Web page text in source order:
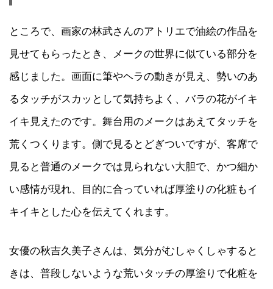
ところで、画家の林武さんのアトリエで油絵の作品を
見せてもらったとき、メークの世界に似ている部分を
感じました。画面に筆やヘラの動きが見え、勢いのあ
るタッチがスカッとして気持ちよく、バラの花がイキ
イキ見えたのです。舞台用のメークはあえてタッチを
荒くつくります。側で見るとどぎついですが、客席で
見ると普通のメークでは見られない大胆で、かつ細か
い感情が現れ、目的に合っていれば厚塗りの化粧もイ
キイキとした心を伝えてくれます。
女優の秋吉久美子さんは、気分がむしゃくしゃすると
きは、普段しないような荒いタッチの厚塗りで化粧を